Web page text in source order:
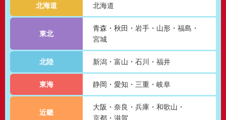
北海道 北海道
東北
青森 秋田 岩手 山形
福島
宮城
北陸 新潟 富山 石川 福井
東海 静岡 愛知 三重 岐阜
近畿
大阪 奈良 兵庫
和歌山
京都
滋賀